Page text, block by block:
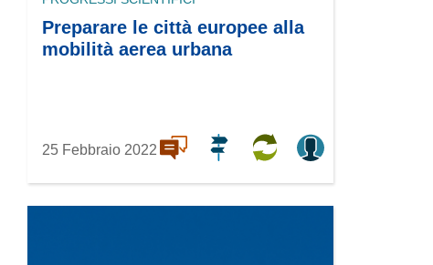
Preparare le città europee alla
mobilità aerea urbana
25 Febbraio 2022